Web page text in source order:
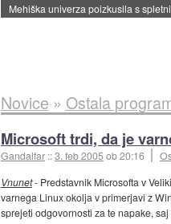
Evropska vesoljska agencija
Novice » Ostala
Microsoft trdi, da je
Gandalfar ::3. feb 2005ob 20:16
Vnunet- Predstavnik Microsofta v
varnega Linux okolja v primerjavi z
sprejeti odgovornosti za te napake,